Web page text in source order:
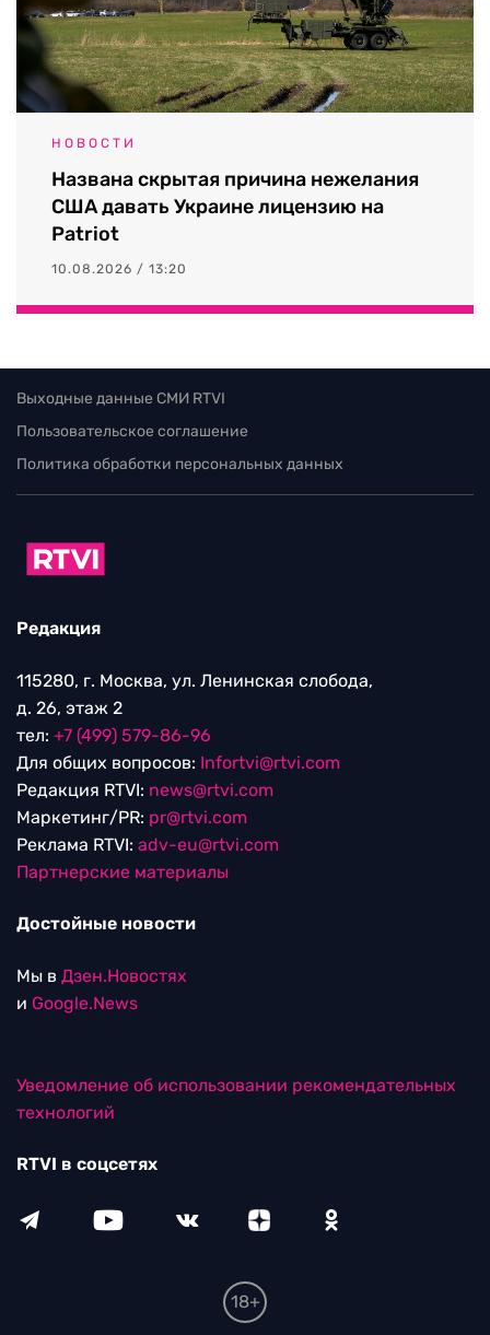
НОВОСТИ
Названа скрытая причина нежелания
США давать Украине лицензию на
Patriot
10.08.2026 / 13:20
Выходные данные СМИ RTVI
Пользовательское соглашение
Политика обработки персональных данных
Редакция
115280, г. Москва, ул. Ленинская слобода,
д. 26, этаж 2
тел: +7 (499) 579-86-96
Для общих вопросов: Infortvi@rtvi.com
Редакция RTVI: news@rtvi.com
Маркетинг/PR: pr@rtvi.com
Реклама RTVI: adv-eu@rtvi.com
Партнерские материалы
Достойные новости
Мы в Дзен.Новостях
и Google.News
Уведомление об использовании рекомендательных
технологий
RTVI в соцсетях
18+